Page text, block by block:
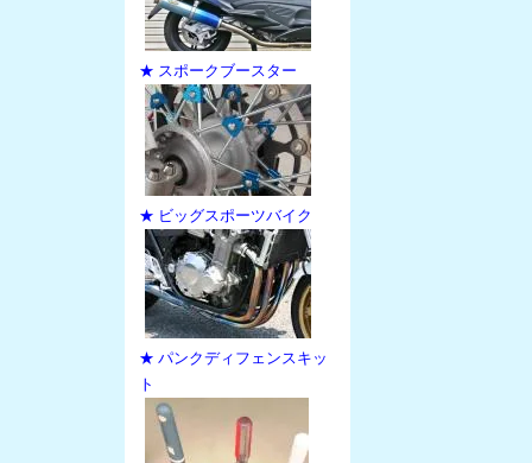
★ スポークブースター
★ ビッグスポーツバイク
★ パンクディフェンスキッ
ト